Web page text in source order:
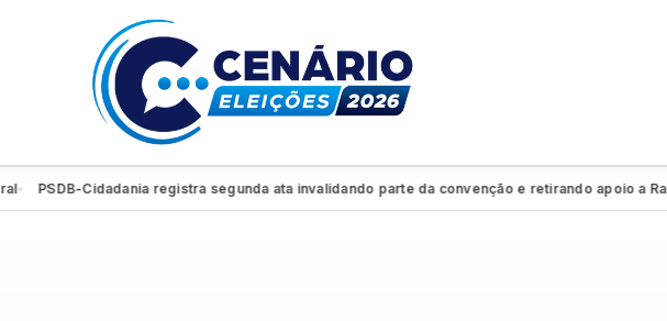
PSDB-Cidadania registra segunda ata invalidando parte da convenção e retirando apoio a Raquel●